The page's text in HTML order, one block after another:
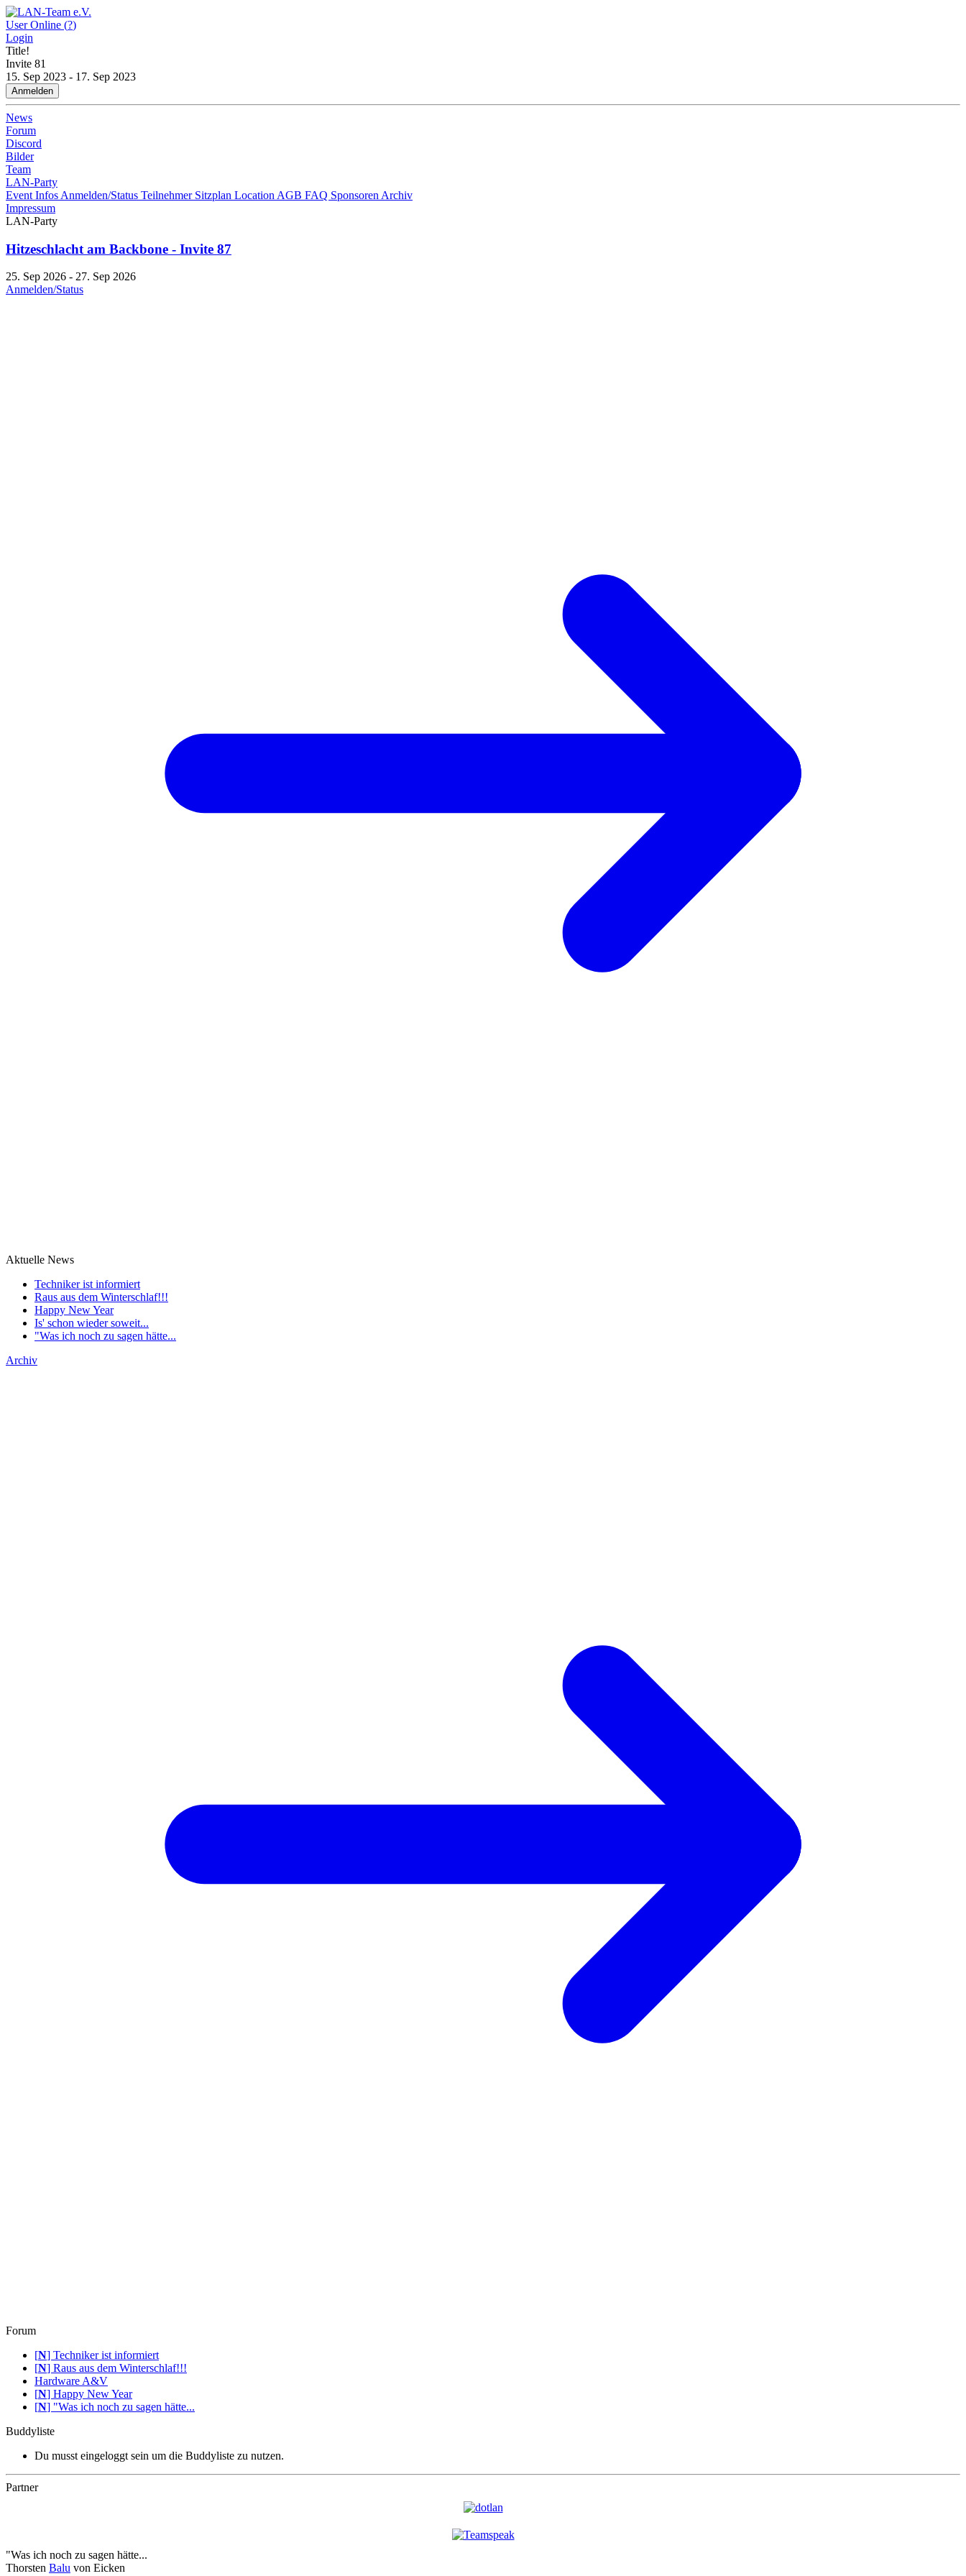
User Online (?)
Login
Title!
Invite 81
15. Sep 2023 - 17. Sep 2023
Anmelden
News
Forum
Discord
Bilder
Team
LAN-Party
Event Infos Anmelden/Status Teilnehmer Sitzplan Location AGB FAQ Sponsoren Archiv
Impressum
LAN-Party
Hitzeschlacht am Backbone - Invite 87
25. Sep 2026 - 27. Sep 2026
Anmelden/Status
Aktuelle News
Techniker ist informiert
Raus aus dem Winterschlaf!!!
Happy New Year
Is' schon wieder soweit...
"Was ich noch zu sagen hätte...
Archiv
Forum
[N] Techniker ist informiert
[N] Raus aus dem Winterschlaf!!!
Hardware A&V
[N] Happy New Year
[N] "Was ich noch zu sagen hätte...
Buddyliste
Du musst eingeloggt sein um die Buddyliste zu nutzen.
Partner
"Was ich noch zu sagen hätte...
Thorsten Balu von Eicken